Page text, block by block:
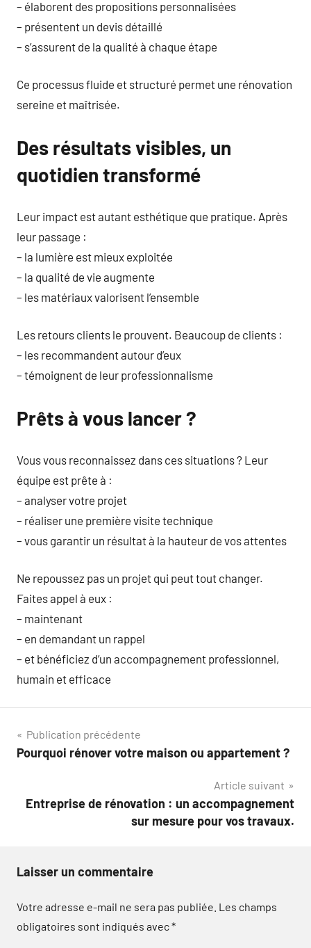
– élaborent des propositions personnalisées
– présentent un devis détaillé
– s’assurent de la qualité à chaque étape
Ce processus fluide et structuré permet une rénovation
sereine et maîtrisée.
Des résultats visibles, un
quotidien transformé
Leur impact est autant esthétique que pratique. Après
leur passage :
– la lumière est mieux exploitée
– la qualité de vie augmente
– les matériaux valorisent l’ensemble
Les retours clients le prouvent. Beaucoup de clients :
– les recommandent autour d’eux
– témoignent de leur professionnalisme
Prêts à vous lancer ?
Vous vous reconnaissez dans ces situations ? Leur
équipe est prête à :
– analyser votre projet
– réaliser une première visite technique
– vous garantir un résultat à la hauteur de vos attentes
Ne repoussez pas un projet qui peut tout changer.
Faites appel à eux :
– maintenant
– en demandant un rappel
– et bénéficiez d’un accompagnement professionnel,
humain et efficace
Navigation
de
Publication précédente
Pourquoi rénover votre maison ou appartement ?
Article suivant
Entreprise de rénovation : un accompagnement
sur mesure pour vos travaux.
Laisser un commentaire
Votre adresse e-mail ne sera pas publiée. Les champs
obligatoires sont indiqués avec*